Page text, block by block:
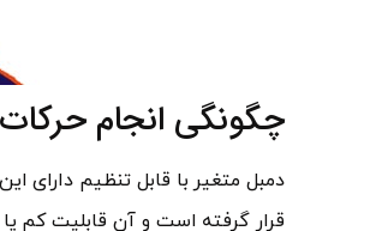
چگونگی انجام
دمبل متغیر با قابل تنظیم دارای
قرار گرفته است و آن قابلیت کم